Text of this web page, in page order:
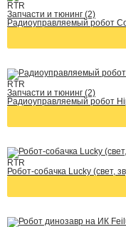
RTR
Запчасти и тюнинг (2)
Радиоуправляемый робот
RTR
Запчасти и тюнинг (2)
Радиоуправляемый робот
RTR
Робот-собачка Lucky (cвет,